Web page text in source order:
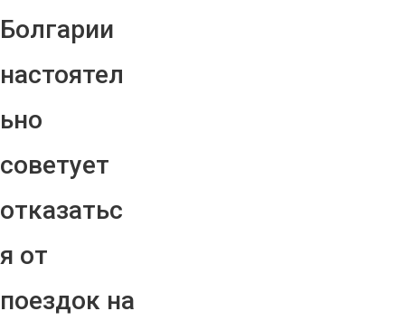
Болгарии
настоятел
ьно
советует
отказатьс
я от
поездок на